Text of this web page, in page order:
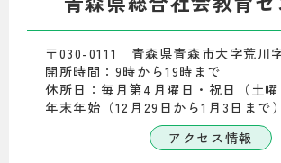
〒030-0111 青森県青森市大字荒川
開所時間：9時から19時まで
休所日：毎月第4月曜日・祝日（土曜
年末年始（12月29日から1月3日まで）
アクセス情報